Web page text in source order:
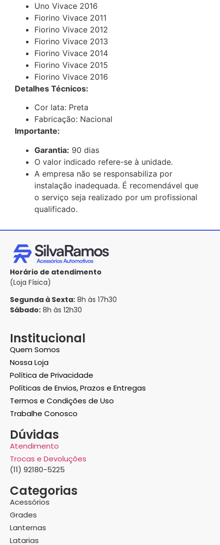
Uno Vivace 2016
Fiorino Vivace 2011
Fiorino Vivace 2012
Fiorino Vivace 2013
Fiorino Vivace 2014
Fiorino Vivace 2015
Fiorino Vivace 2016
Detalhes Técnicos:
Cor lata: Preta
Fabricação: Nacional
Importante:
Garantia: 90 dias
O valor indicado refere-se à unidade.
A empresa não se responsabiliza por
instalação inadequada. É recomendável que
o serviço seja realizado por um profissional
qualificado.
Horário de atendimento
(Loja Física)
Segunda à Sexta: 8h às 17h30
Sábado: 8h às 12h30
Institucional
Quem Somos
Nossa Loja
Política de Privacidade
Políticas de Envios, Prazos e Entregas
Termos e Condições de Uso
Trabalhe Conosco
Dúvidas
Atendimento
Trocas e Devoluções
(11) 92180-5225
Categorias
Acessórios
Grades
Lanternas
Latarias